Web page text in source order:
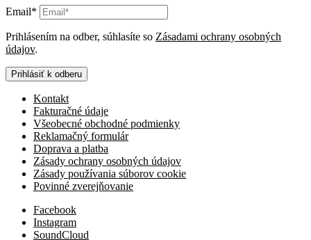
Email*
Prihlásením na odber, súhlasíte so Zásadami ochrany osobných
údajov.
Prihlásiť k odberu
Kontakt
Fakturačné údaje
Všeobecné obchodné podmienky
Reklamačný formulár
Doprava a platba
Zásady ochrany osobných údajov
Zásady používania súborov cookie
Povinné zverejňovanie
Facebook
Instagram
SoundCloud